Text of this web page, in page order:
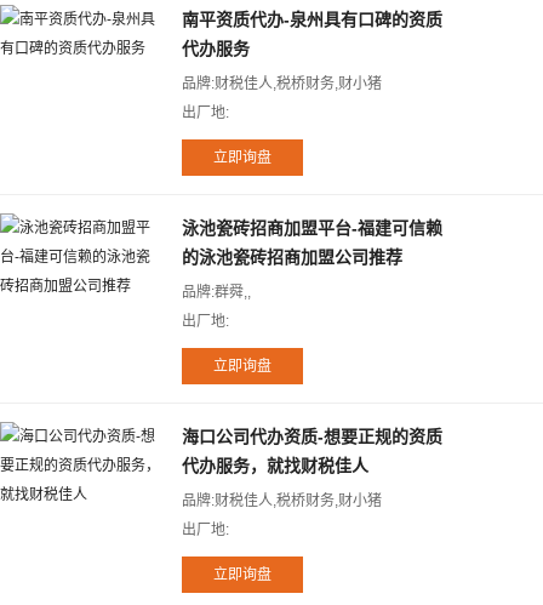
南平资质代办-泉州具有口碑的资质
代办服务
品牌:财税佳人,税桥财务,财小猪
出厂地:
泳池瓷砖招商加盟平台-福建可信赖
的泳池瓷砖招商加盟公司推荐
品牌:群舜,,
出厂地:
海口公司代办资质-想要正规的资质
代办服务，就找财税佳人
品牌:财税佳人,税桥财务,财小猪
出厂地: